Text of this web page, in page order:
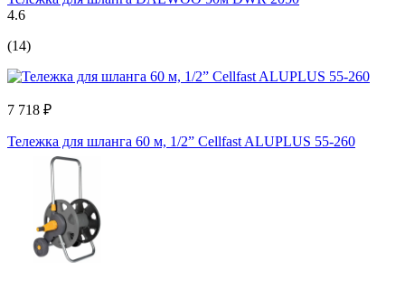
4.6
(14)
7 718 ₽
Тележка для шланга 60 м, 1/2” Cellfast ALUPLUS 55-260